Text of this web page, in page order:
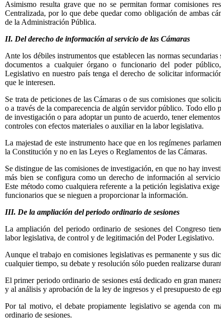
Asimismo resulta grave que no se permitan formar comisiones
Centralizada, por lo que debe quedar como obligación de ambas
de la Administración Pública.
II. Del derecho de información al servicio de las Cámaras
Ante los débiles instrumentos que establecen las normas
documentos a cualquier órgano o funcionario del poder
Legislativo en nuestro país tenga el derecho de solicitar
que le interesen.
Se trata de peticiones de las Cámaras o de sus comisiones que
o a través de la comparecencia de algún servidor público. Todo ello
de investigación o para adoptar un punto de acuerdo, tener
controles con efectos materiales o auxiliar en la labor legislativa.
La majestad de este instrumento hace que en los regímenes
la Constitución y no en las Leyes o Reglamentos de las Cámaras.
Se distingue de las comisiones de investigación, en que no hay
más bien se configura como un derecho de información al
Este método como cualquiera referente a la petición legislativa
funcionarios que se nieguen a proporcionar la información.
III. De la ampliación del periodo ordinario de sesiones
La ampliación del periodo ordinario de sesiones del Congreso
labor legislativa, de control y de legitimación del Poder Legislativo.
Aunque el trabajo en comisiones legislativas es permanente y sus
cualquier tiempo, su debate y resolución sólo pueden realizarse
El primer periodo ordinario de sesiones está dedicado en gran
y al análisis y aprobación de la ley de ingresos y el presupuesto de
Por tal motivo, el debate propiamente legislativo se agenda con
ordinario de sesiones.